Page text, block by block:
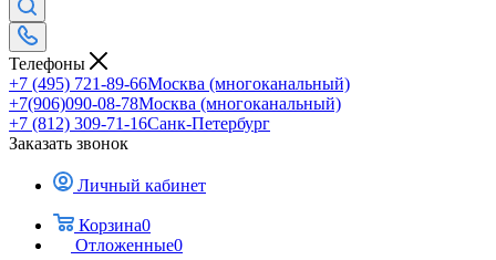
Телефоны
+7 (495) 721-89-66Москва (многоканальный)
+7(906)090-08-78Москва (многоканальный)
+7 (812) 309-71-16Санк-Петербург
Заказать звонок
Личный кабинет
Корзина0
Отложенные0